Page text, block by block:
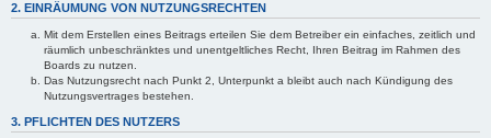
2. EINRÄUMUNG VON NUTZUNGSRECHTEN
Mit dem Erstellen eines Beitrags erteilen Sie dem Betreiber ein einfaches, zeitlich und
räumlich unbeschränktes und unentgeltliches Recht, Ihren Beitrag im Rahmen des
Boards zu nutzen.
Das Nutzungsrecht nach Punkt 2, Unterpunkt a bleibt auch nach Kündigung des
Nutzungsvertrages bestehen.
3. PFLICHTEN DES NUTZERS